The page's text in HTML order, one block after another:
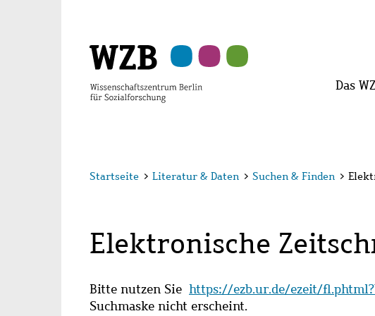
Das
Startseite > Literatur & Daten > Suchen & Finden >
Elektronische
Bitte nutzen Sie https://ezb.ur.de/ezeit/
Suchmaske nicht erscheint.